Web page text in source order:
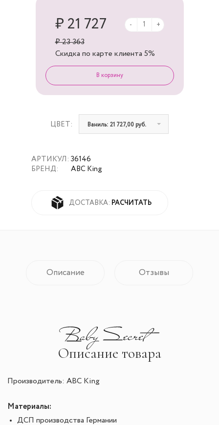
АРТИКУЛ:
БРЕНД:
36146
ABC King
ДОСТАВКА: РАСЧИТАТЬ
ЦВЕТ: Ваниль: 21 727,00 руб.
₽ 21 727
₽ 23 363
Скидка по карте клиента 5%
- +
Описание Отзывы
Описание товара
Производитель: ABC King
Материалы:
ДСП производства Германии